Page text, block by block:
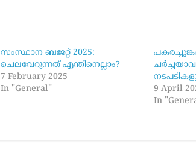
സംസ്ഥാന ബജറ്റ് 2025:
ചെലവേറുന്നത് എന്തിനെല്ലാം?
7 February 2025
In "General"
9 April
In